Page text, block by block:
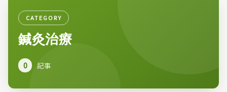
CATEGORY
鍼灸治療
0 記事